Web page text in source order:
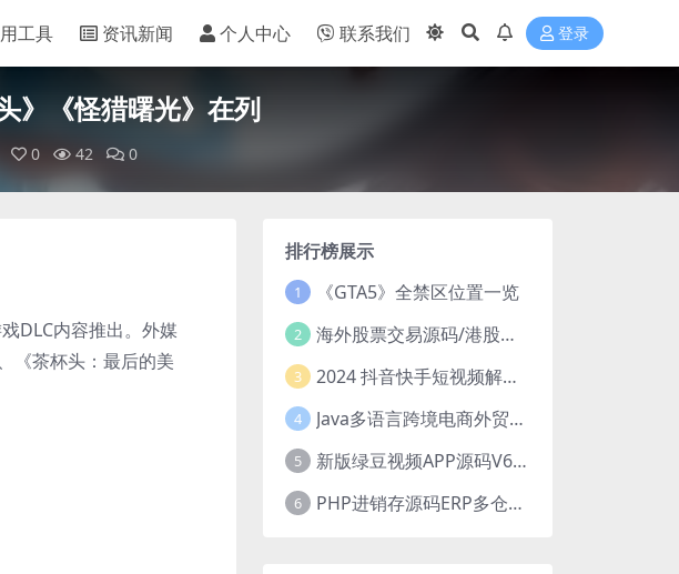
工具 资讯新闻 个人中心 联系我们 登录
》《怪猎曙光》在列
0 42 0
DLC内容推出。外媒
《茶杯头：最后的美
排行榜展示
1 《GTA5》全禁区位置一览
2 海外股票交易源码/港股泰股/美股源码/印度股源码/马拉西亚股票源码/国际股票配资
3 2024 抖音快手短视频解析去水印php源码
4 Java多语言跨境电商外贸商城TikToKshop内嵌商城I商家入驻I一键铺
5 新版绿豆视频APP源码V6.6 免授权插件版
6 PHP进销存源码ERP多仓库管理系统 手机版进销存 php网络版进销存小程序